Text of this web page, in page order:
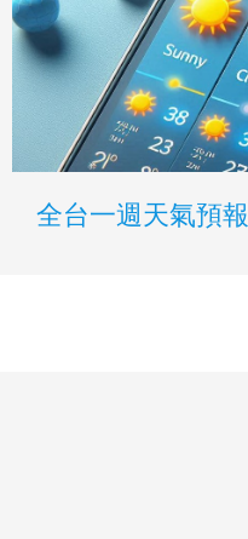
全台一週天氣預報